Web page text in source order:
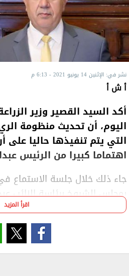
نشر في: الإثنين 14 يونيو 2021 - 6:13 م
أ ش أ
أكد السيد القصير وزير
اليوم، أن تحديث منظومة
التي يتم تنفيذها حاليا
اهتماما كبيرا من الرئيس
جاء ذلك خلال جلسة الاستماع في
بمجلس الشيوخ برئاسة النائب
لاستعراض السياسة الزراعية.
وقال القصير إن ذلك يأتي في
كفاءة استخدام المياه ومواجهة
اقرأ المزيد